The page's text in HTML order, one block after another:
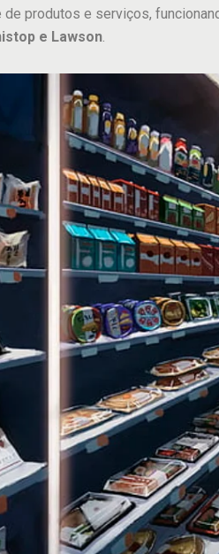
produtos e serviços,
e Lawson